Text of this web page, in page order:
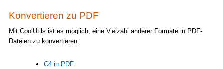
Konvertieren zu PDF
Mit CoolUtils ist es möglich, eine Vielzahl anderer Formate in PDF-
Dateien zu konvertieren:
C4 in PDF